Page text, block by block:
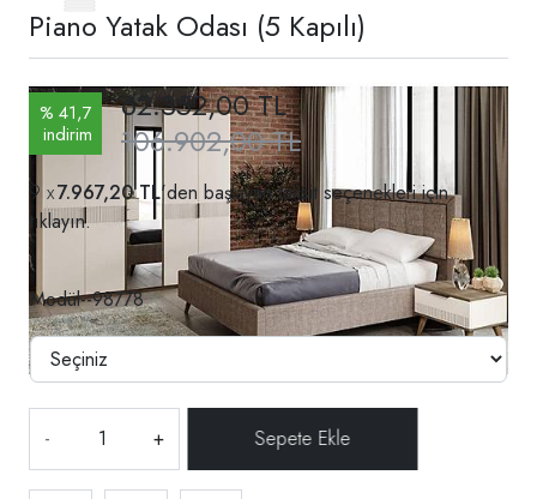
Piano Yatak Odası (5 Kapılı)
% 41,7
indirim
106.902,00 TL
62.352,00 TL
7.967,20 TL'den başlayan taksit seçenekleri için
tıklayın.
Modül--98778
- +